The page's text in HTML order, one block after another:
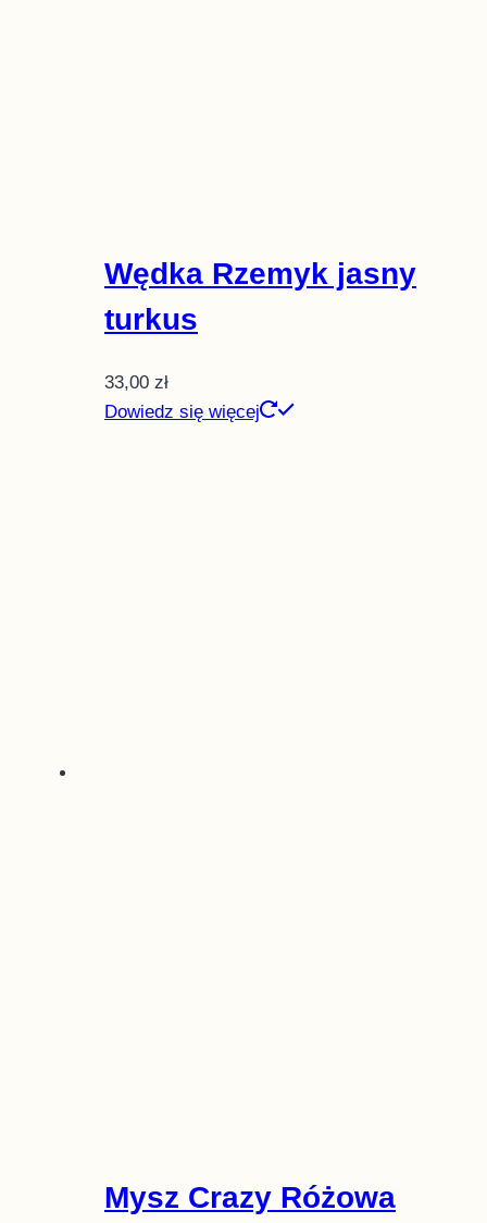
Wędka Rzemyk jasny
turkus
33,00 zł
Dowiedz się więcej
Mysz Crazy Różowa